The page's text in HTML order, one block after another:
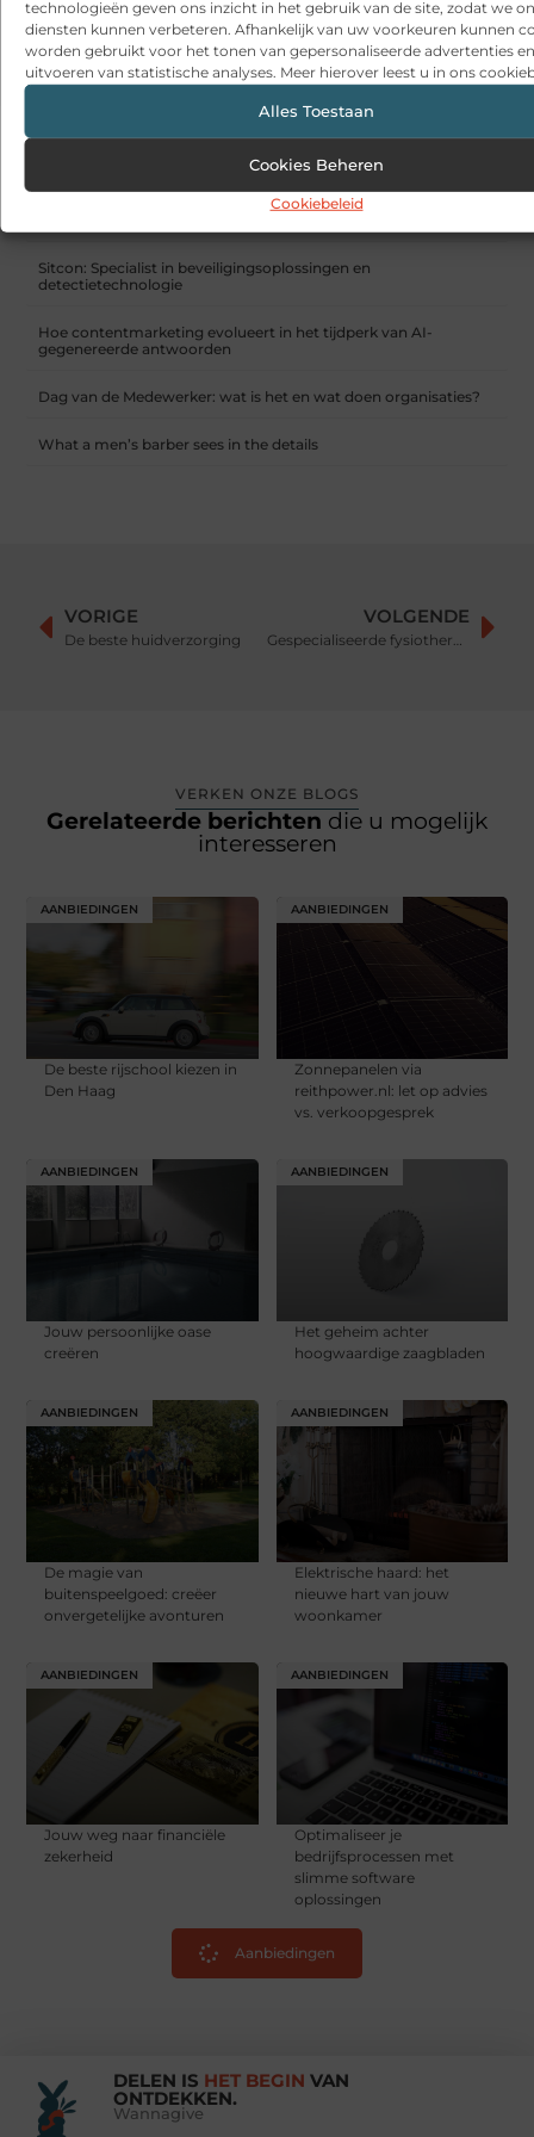
technologieën geven ons inzicht in het gebruik van de site, zodat we
diensten kunnen verbeteren. Afhankelijk van uw voorkeuren kunnen
worden gebruikt voor het tonen van gepersonaliseerde advertenties
uitvoeren van statistische analyses. Meer hierover leest u in ons
Alles Toestaan
Cookies Beheren
Cookiebeleid
RECENTE BERICHTEN
Snelle sfeerverbetering met accessoires die altijd passen
Sitcon: Specialist in beveiligingsoplossingen en
detectietechnologie
Hoe contentmarketing evolueert in het tijdperk van AI-
gegenereerde antwoorden
Dag van de Medewerker: wat is het en wat doen organisaties?
What a men’s barber sees in the details
VORIGE
De beste huidverzorging
VOLGENDE
Gespecialiseerde fysiotherapeut nabij Kaatsheuvel
VERKEN ONZE BLOGS
Gerelateerde berichten die u mogelijk
interesseren
AANBIEDINGEN
De beste rijschool kiezen in
Den Haag
AANBIEDINGEN
Zonnepanelen via
reithpower.nl: let op advies
vs. verkoopgesprek
AANBIEDINGEN
Jouw persoonlijke oase
creëren
AANBIEDINGEN
Het geheim achter
hoogwaardige zaagbladen
AANBIEDINGEN
De magie van
buitenspeelgoed: creëer
onvergetelijke avonturen
AANBIEDINGEN
Elektrische haard: het
nieuwe hart van jouw
woonkamer
AANBIEDINGEN
Jouw weg naar financiële
zekerheid
AANBIEDINGEN
Optimaliseer je
bedrijfsprocessen met
slimme software
oplossingen
Aanbiedingen
DELEN IS HET BEGIN VAN
ONTDEKKEN.
Wannagive